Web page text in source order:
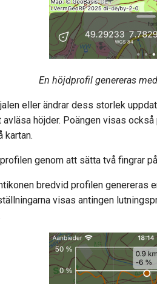
En höjdprofil genereras
eller ändrar dess storlek
höjder. Poängen visas
kartan.
genom att sätta två fingrar
bredvid profilen genereras
visas antingen